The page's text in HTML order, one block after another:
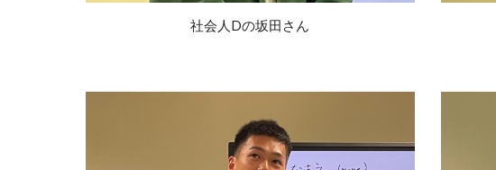
社会人Dの坂田さん